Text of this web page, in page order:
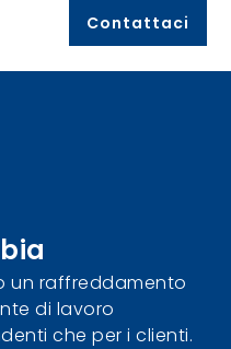
Contattaci
un raffreddamento
di lavoro
che per i clienti.